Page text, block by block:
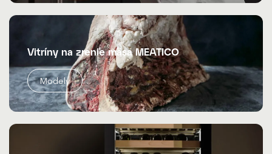
Vitríny na zrenie mäsa MEATICO
Modely